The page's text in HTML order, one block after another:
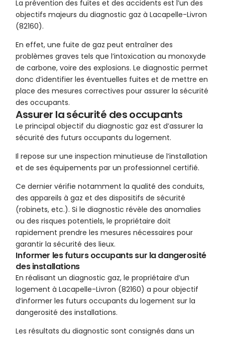
La prévention des fuites et des accidents est l’un des
objectifs majeurs du diagnostic gaz à Lacapelle-Livron
(82160).
En effet, une fuite de gaz peut entraîner des
problèmes graves tels que l’intoxication au monoxyde
de carbone, voire des explosions. Le diagnostic permet
donc d’identifier les éventuelles fuites et de mettre en
place des mesures correctives pour assurer la sécurité
des occupants.
Assurer la sécurité des occupants
Le principal objectif du diagnostic gaz est d’assurer la
sécurité des futurs occupants du logement.
Il repose sur une inspection minutieuse de l’installation
et de ses équipements par un professionnel certifié.
Ce dernier vérifie notamment la qualité des conduits,
des appareils à gaz et des dispositifs de sécurité
(robinets, etc.). Si le diagnostic révèle des anomalies
ou des risques potentiels, le propriétaire doit
rapidement prendre les mesures nécessaires pour
garantir la sécurité des lieux.
Informer les futurs occupants sur la dangerosité
des installations
En réalisant un diagnostic gaz, le propriétaire d’un
logement à Lacapelle-Livron (82160) a pour objectif
d’informer les futurs occupants du logement sur la
dangerosité des installations.
Les résultats du diagnostic sont consignés dans un